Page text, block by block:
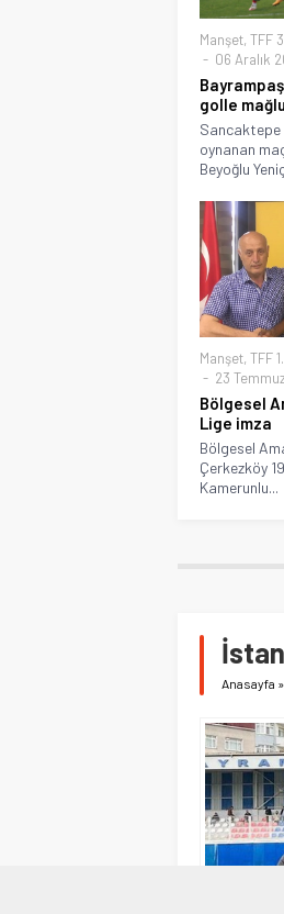
Manşet, TFF
06 Aralık
golle
Sancaktepe
oynanan
Beyoğlu
Manşet, TFF
23
Bölgesel
Lige imza
Bölgesel
Çerkezköy
Kamerunlu...
Anasayfa »